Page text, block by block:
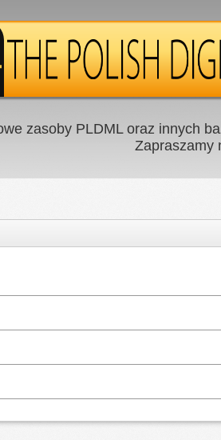
zasoby PLDML oraz innych
Zapraszamy